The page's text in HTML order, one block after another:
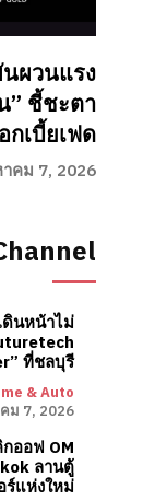
ผวนแรง
” ชี้ชะตา
กเบี้ยเฟด
าคม 7, 2026
นหน้าไม่
ที่ชลบุรี
& Auto
ม 7, 2026
ออฟ OM
ลานตู้
ร์แห่งใหม่